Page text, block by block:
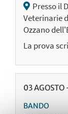
Presso il
Veterinarie
Ozzano
La prova
03AGOSTO
BANDO